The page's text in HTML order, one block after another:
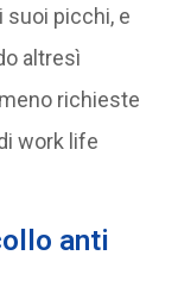
suoi picchi, e
altresì
richieste
work life
anti